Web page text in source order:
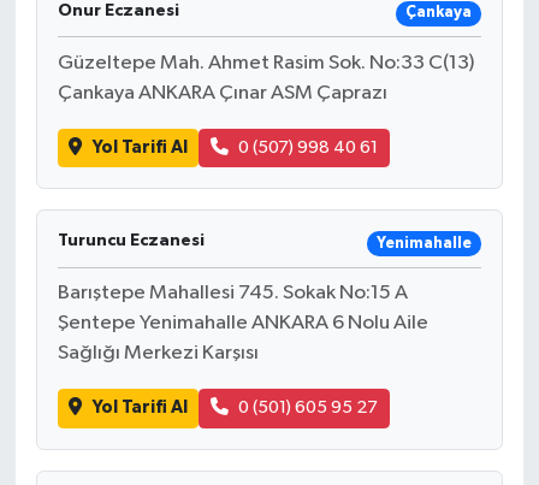
Onur Eczanesi Çankaya
Güzeltepe Mah. Ahmet Rasim Sok. No:33 C(13)
Çankaya ANKARA Çınar ASM Çaprazı
Yol Tarifi Al 0 (507) 998 40 61
Turuncu Eczanesi Yenimahalle
Barıştepe Mahallesi 745. Sokak No:15 A
Şentepe Yenimahalle ANKARA 6 Nolu Aile
Sağlığı Merkezi Karşısı
Yol Tarifi Al 0 (501) 605 95 27